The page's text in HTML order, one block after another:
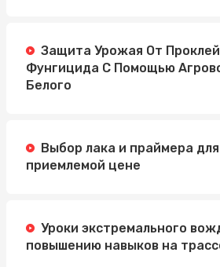
Защита Урожая От
Фунгицида С Помощью
Белого
Выбор лака и праймера
приемлемой цене
Уроки экстремального
повышению навыков на